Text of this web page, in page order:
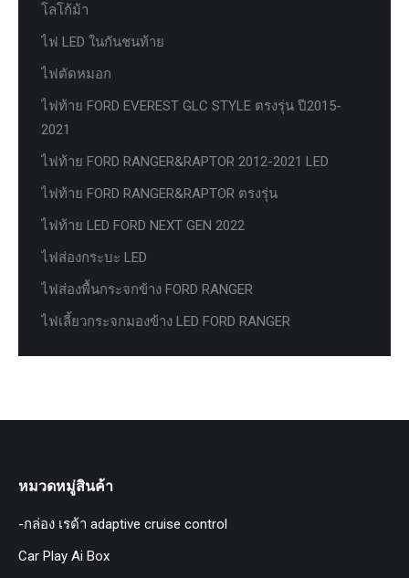
โลโก้ม้า
ไฟ LED ในกันชนท้าย
ไฟตัดหมอก
ไฟท้าย FORD EVEREST GLC STYLE ตรงรุ่น ปี2015-
2021
ไฟท้าย FORD RANGER&RAPTOR 2012-2021 LED
ไฟท้าย FORD RANGER&RAPTOR ตรงรุ่น
ไฟท้าย LED FORD NEXT GEN 2022
ไฟส่องกระบะ LED
ไฟส่องพื้นกระจกข้าง FORD RANGER
ไฟเลี้ยวกระจกมองข้าง LED FORD RANGER
หมวดหมู่สินค้า
-กล่อง เรด้า adaptive cruise control
Car Play Ai Box